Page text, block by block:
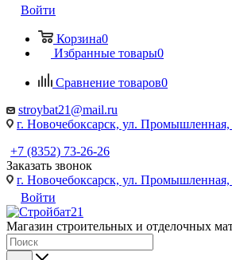
Войти
Корзина0
Избранные товары0
Сравнение товаров0
stroybat21@mail.ru
г. Новочебоксарск, ул. Промышленная,
+7 (8352) 73-26-26
Заказать звонок
г. Новочебоксарск, ул. Промышленная,
Войти
Магазин строительных и отделочных